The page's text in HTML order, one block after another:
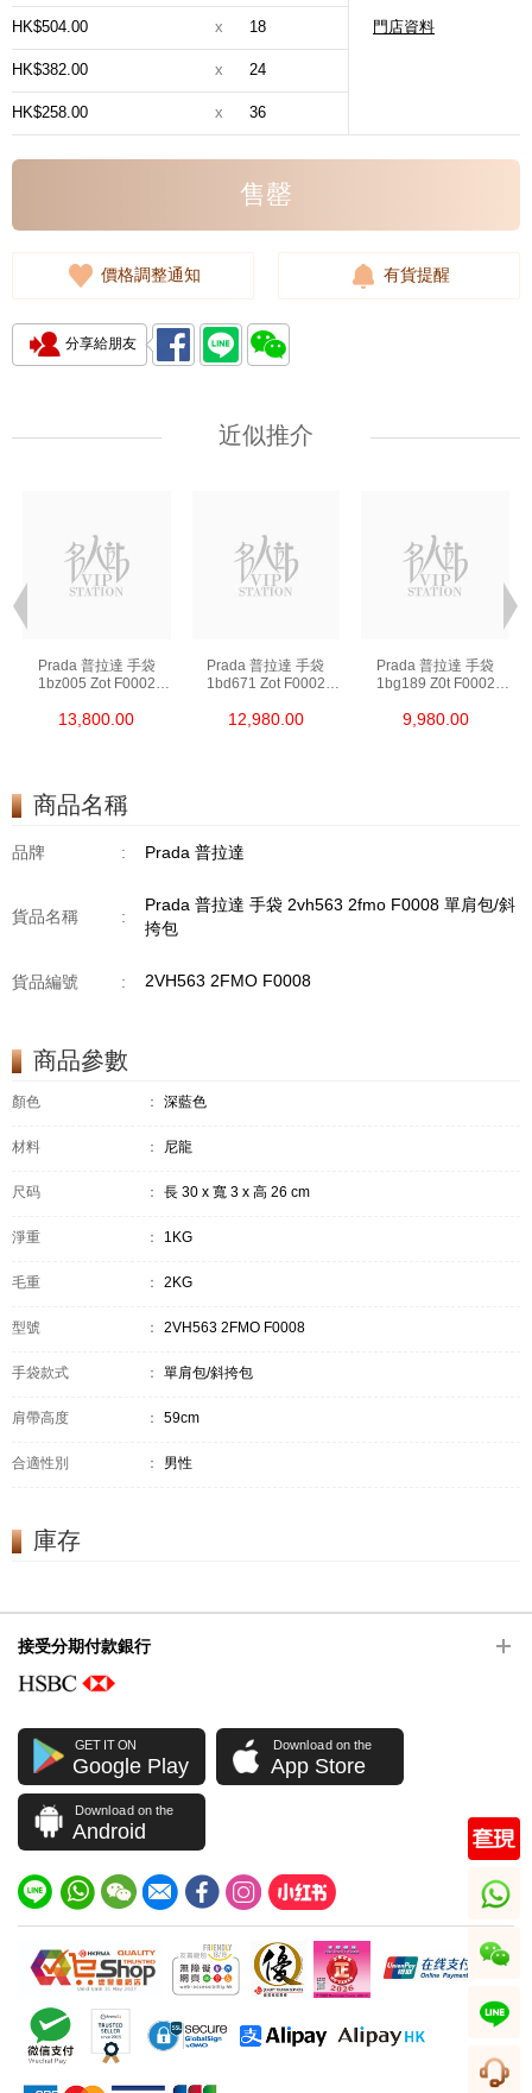
門店資料
HK$504.00 x 18
HK$382.00 x 24
HK$258.00 x 36
售罄
價格調整通知 有貨提醒
分享給朋友
近似推介
Prada 普拉達 手袋
1bz005 Zot F0002
13,800.00
Prada 普拉達 手袋
1bd671 Zot F0002
12,980.00
Prada 普拉達 手袋
1bg189 Z0t F0002
9,980.00
商品名稱
品牌 : Prada 普拉達
貨品名稱 :
Prada 普拉達 手袋 2vh563 2fmo F0008 單肩包/斜
挎包
貨品編號 : 2VH563 2FMO F0008
商品參數
顏色 ： 深藍色
材料 ： 尼龍
尺码 ： 長 30 x 寬 3 x 高 26 cm
淨重 ： 1KG
毛重 ： 2KG
型號 ： 2VH563 2FMO F0008
手袋款式 ： 單肩包/斜挎包
肩帶高度 ： 59cm
合適性別 ： 男性
庫存
接受分期付款銀行
GET IT ON
Google Play
Download on the
App Store
Download on the
Android
whatsapp